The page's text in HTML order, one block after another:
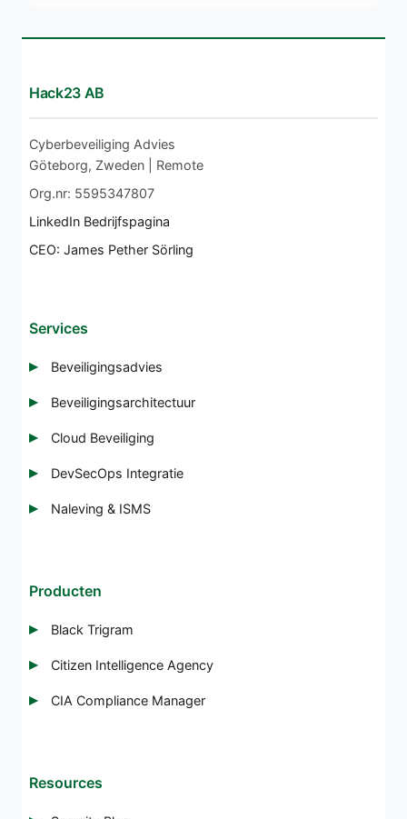
Hack23 AB
Cyberbeveiliging Advies
Göteborg, Zweden | Remote
Org.nr: 5595347807
LinkedIn Bedrijfspagina
CEO: James Pether Sörling
Services
Beveiligingsadvies
Beveiligingsarchitectuur
Cloud Beveiliging
DevSecOps Integratie
Naleving & ISMS
Producten
Black Trigram
Citizen Intelligence Agency
CIA Compliance Manager
Resources